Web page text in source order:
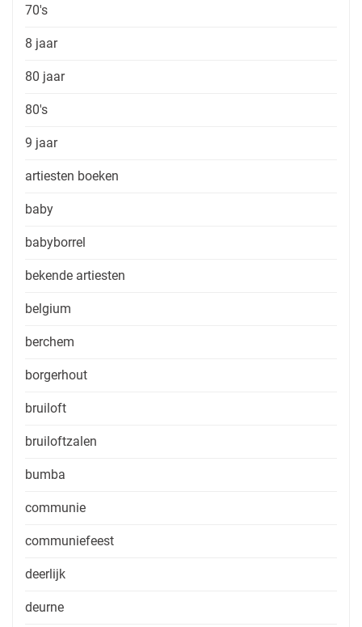
70's
8 jaar
80 jaar
80's
9 jaar
artiesten boeken
baby
babyborrel
bekende artiesten
belgium
berchem
borgerhout
bruiloft
bruiloftzalen
bumba
communie
communiefeest
deerlijk
deurne